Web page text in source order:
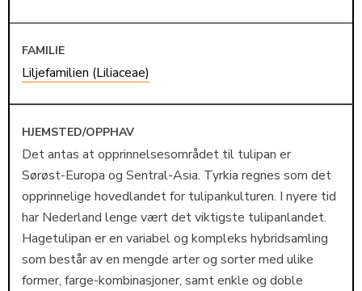
FAMILIE
Liljefamilien (Liliaceae)
HJEMSTED/OPPHAV
Det antas at opprinnelsesområdet til tulipan er
Sørøst-Europa og Sentral-Asia. Tyrkia regnes som det
opprinnelige hovedlandet for tulipankulturen. I nyere tid
har Nederland lenge vært det viktigste tulipanlandet.
Hagetulipan er en variabel og kompleks hybridsamling
som består av en mengde arter og sorter med ulike
former, farge-kombinasjoner, samt enkle og doble